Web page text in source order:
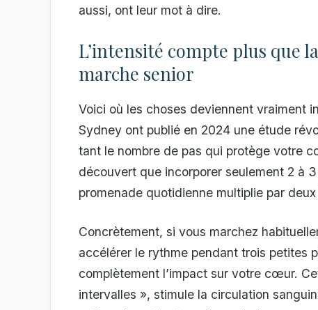
aussi, ont leur mot à dire.
L’intensité compte plus que
marche senior
Voici où les choses deviennent vraiment
Sydney ont publié en 2024 une étude
tant le nombre de pas qui protège votre
découvert que incorporer seulement 2 à
promenade quotidienne multiplie par
Concrètement, si vous marchez
accélérer le rythme pendant trois petites
complètement l’impact sur votre cœur.
intervalles », stimule la circulation